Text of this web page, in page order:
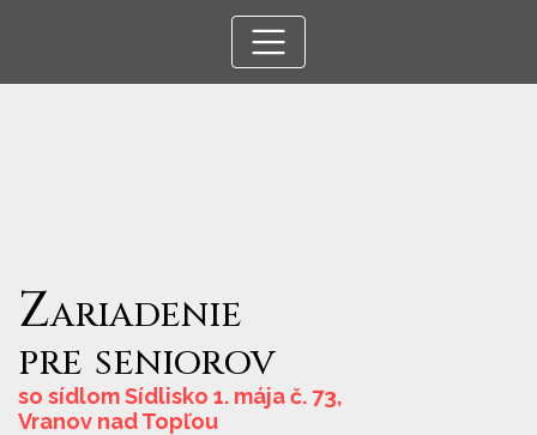
Zariadenie
pre seniorov
so sídlom Sídlisko 1. mája č. 73,
Vranov nad Topľou